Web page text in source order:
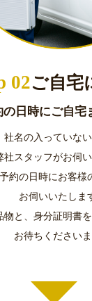
02ご自宅
の日時にご自宅
社名の入っていない
社スタッフがお伺い
約の日時にお客様
お伺いいたしま
物と、身分証明書
お待ちくださいま